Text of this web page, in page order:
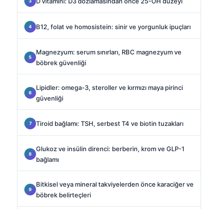
B12, folat ve homosistein: sinir ve yorgunluk ipuçları
Magnezyum: serum sınırları, RBC magnezyum ve
böbrek güvenliği
Lipidler: omega-3, steroller ve kırmızı maya pirinci
güvenliği
Tiroid bağlamı: TSH, serbest T4 ve biotin tuzakları
Glukoz ve insülin direnci: berberin, krom ve GLP-1
bağlamı
Bitkisel veya mineral takviyelerden önce karaciğer ve
böbrek belirteçleri